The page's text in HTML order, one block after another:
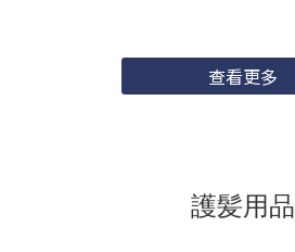
查看更多
護髪用品